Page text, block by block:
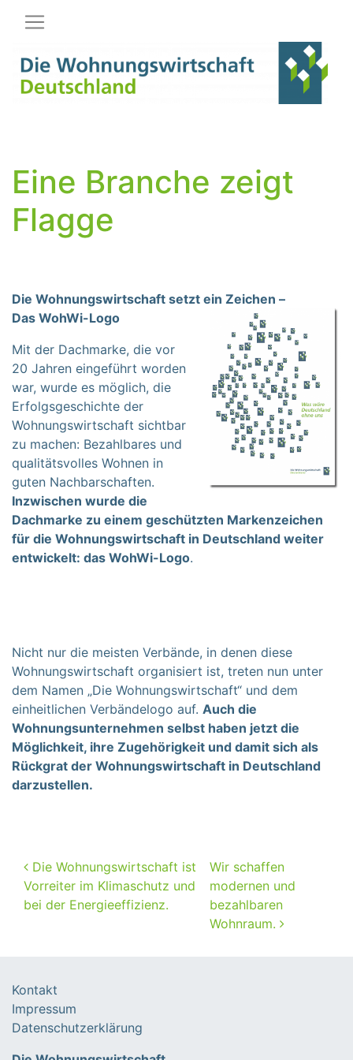
Hauptnavigation
Eine Branche zeigt
Flagge
Die Wohnungswirtschaft setzt ein Zeichen –
Das WohWi-Logo
Mit der Dachmarke, die vor
20 Jahren eingeführt worden
war, wurde es möglich, die
Erfolgsgeschichte der
Wohnungswirtschaft sichtbar
zu machen: Bezahlbares und
qualitätsvolles Wohnen in
guten Nachbarschaften.
Inzwischen wurde die
Dachmarke zu einem geschützten Markenzeichen
für die Wohnungswirtschaft in Deutschland weiter
entwickelt: das WohWi-Logo.
Nicht nur die meisten Verbände, in denen diese
Wohnungswirtschaft organisiert ist, treten nun unter
dem Namen „Die Wohnungswirtschaft“ und dem
einheitlichen Verbändelogo auf. Auch die
Wohnungsunternehmen selbst haben jetzt die
Möglichkeit, ihre Zugehörigkeit und damit sich als
Rückgrat der Wohnungswirtschaft in Deutschland
darzustellen.
Beitragsnavigation
Die Wohnungswirtschaft ist
Vorreiter im Klimaschutz und
bei der Energieeffizienz.
Wir schaffen
modernen und
bezahlbaren
Wohnraum.
Kontakt
Impressum
Datenschutzerklärung